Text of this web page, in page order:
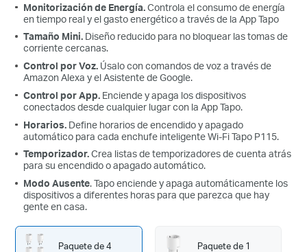
Monitorización de Energía.Controla el consumo de energía
en tiempo real y el gasto energético a través de la App Tapo
Tamaño Mini. Diseño reducido para no bloquear las tomas de
corriente cercanas.
Control por Voz. Úsalo con comandos de voz a través de
Amazon Alexa y el Asistente de Google.
Control por App. Enciende y apaga los dispositivos
conectados desde cualquier lugar con la App Tapo.
Horarios. Define horarios de encendido y apagado
automático para cada enchufe inteligente Wi-Fi Tapo P115.
Temporizador.Crea listas de temporizadores de cuenta atrás
para su encendido o apagado automático.
Modo Ausente. Tapo enciende y apaga automáticamente los
dispositivos a diferentes horas para que parezca que hay
gente en casa.
Paquete de 4 Paquete de 1